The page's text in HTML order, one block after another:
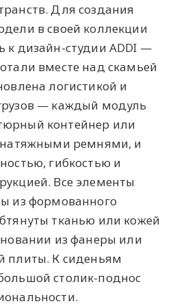
Для создания
в своей коллекции
к дизайн-студии ADDI —
вместе над скамьей
логистикой и
— каждый модуль
контейнер или
натяжными ремнями, и
гибкостью и
Все элементы
из формованного
тканью или кожей
из фанеры или
плиты. К сиденьям
столик-поднос